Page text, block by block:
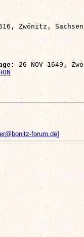
Zwönitz, Sachsen
26 NOV 1649,
forum.de]